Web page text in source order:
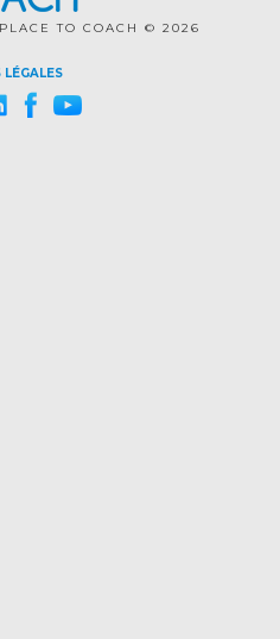
TO COACH © 2026
LÉGALES